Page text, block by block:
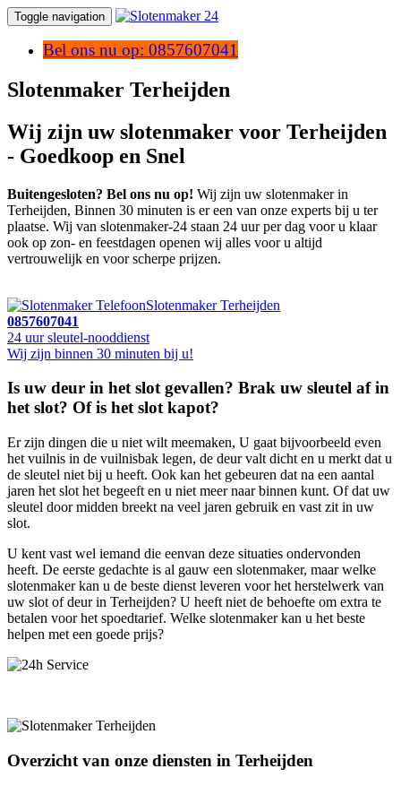
Toggle navigation
Bel ons nu op: 0857607041
Slotenmaker Terheijden
Wij zijn uw slotenmaker voor Terheijden
- Goedkoop en Snel
Buitengesloten? Bel ons nu op! Wij zijn uw slotenmaker in
Terheijden, Binnen 30 minuten is er een van onze experts bij u ter
plaatse. Wij van slotenmaker-24 staan 24 uur per dag voor u klaar
ook op zon- en feestdagen openen wij alles voor u altijd
vertrouwelijk en voor scherpe prijzen.
Slotenmaker Terheijden
0857607041
24 uur sleutel-nooddienst
Wij zijn binnen 30 minuten bij u!
Is uw deur in het slot gevallen? Brak uw sleutel af in
het slot? Of is het slot kapot?
Er zijn dingen die u niet wilt meemaken, U gaat bijvoorbeeld even
het vuilnis in de vuilnisbak legen, de deur valt dicht en u merkt dat u
de sleutel niet bij u heeft. Ook kan het gebeuren dat na een aantal
jaren het slot het begeeft en u niet meer naar binnen kunt. Of dat uw
sleutel door midden breekt na veel jaren gebruik en vast zit in uw
slot.
U kent vast wel iemand die eenvan deze situaties ondervonden
heeft. De eerste gedachte is al gauw een slotenmaker, maar welke
slotenmaker kan u de beste dienst leveren voor het herstelwerk van
uw slot of deur in Terheijden? U heeft niet de behoefte om extra te
betalen voor het spoedtarief. Welke slotenmaker kan u het beste
helpen met een goede prijs?
Overzicht van onze diensten in Terheijden